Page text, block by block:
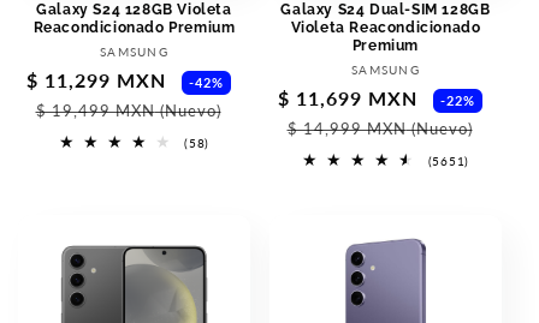
Galaxy S24 128GB Violeta
Reacondicionado Premium
Vendor:
SAMSUNG
Sale
price
$ 11,299 MXN -42%
price
$ 19,499 MXN(Nuevo)
(58)
Galaxy S24 Dual-SIM 128GB
Violeta Reacondicionado
Premium
Vendor:
SAMSUNG
Sale
price
$ 11,699 MXN -22%
$ 14,999 MXN(Nuevo)
(5651)5651